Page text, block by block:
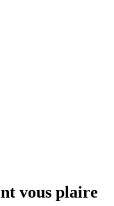
vous plaire